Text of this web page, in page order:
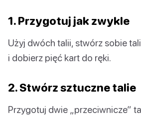
1. Przygotuj jak zwykle
Użyj dwóch talii, stwórz sobie
i dobierz pięć kart do ręki.
2. Stwórz sztuczne talie
Przygotuj dwie „przeciwnicze”